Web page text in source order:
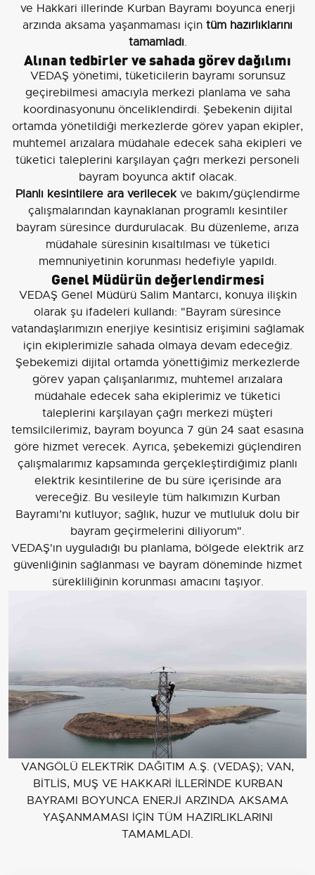
ve Hakkari illerinde Kurban Bayramı boyunca enerji
arzında aksama yaşanmaması için tüm hazırlıklarını
tamamladı.
Alınan tedbirler ve sahada görev dağılımı
VEDAŞ yönetimi, tüketicilerin bayramı sorunsuz
geçirebilmesi amacıyla merkezi planlama ve saha
koordinasyonunu önceliklendirdi. Şebekenin dijital
ortamda yönetildiği merkezlerde görev yapan ekipler,
muhtemel arızalara müdahale edecek saha ekipleri ve
tüketici taleplerini karşılayan çağrı merkezi personeli
bayram boyunca aktif olacak.
Planlı kesintilere ara verilecekve bakım/güçlendirme
çalışmalarından kaynaklanan programlı kesintiler
bayram süresince durdurulacak. Bu düzenleme, arıza
müdahale süresinin kısaltılması ve tüketici
memnuniyetinin korunması hedefiyle yapıldı.
Genel Müdürün değerlendirmesi
VEDAŞ Genel Müdürü Salim Mantarcı, konuya ilişkin
olarak şu ifadeleri kullandı: "Bayram süresince
vatandaşlarımızın enerjiye kesintisiz erişimini sağlamak
için ekiplerimizle sahada olmaya devam edeceğiz.
Şebekemizi dijital ortamda yönettiğimiz merkezlerde
görev yapan çalışanlarımız, muhtemel arızalara
müdahale edecek saha ekiplerimiz ve tüketici
taleplerini karşılayan çağrı merkezi müşteri
temsilcilerimiz, bayram boyunca 7 gün 24 saat esasına
göre hizmet verecek. Ayrıca, şebekemizi güçlendiren
çalışmalarımız kapsamında gerçekleştirdiğimiz planlı
elektrik kesintilerine de bu süre içerisinde ara
vereceğiz. Bu vesileyle tüm halkımızın Kurban
Bayramı’nı kutluyor; sağlık, huzur ve mutluluk dolu bir
bayram geçirmelerini diliyorum".
VEDAŞ'ın uyguladığı bu planlama, bölgede elektrik arz
güvenliğinin sağlanması ve bayram döneminde hizmet
sürekliliğinin korunması amacını taşıyor.
VANGÖLÜ ELEKTRİK DAĞITIM A.Ş. (VEDAŞ); VAN,
BİTLİS, MUŞ VE HAKKARİ İLLERİNDE KURBAN
BAYRAMI BOYUNCA ENERJİ ARZINDA AKSAMA
YAŞANMAMASI İÇİN TÜM HAZIRLIKLARINI
TAMAMLADI.